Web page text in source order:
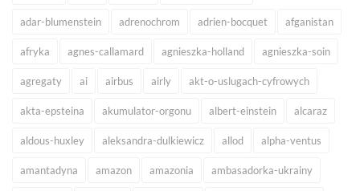
adar-blumenstein adrenochrom adrien-bocquet afganistan
afryka agnes-callamard agnieszka-holland agnieszka-soin
agregaty ai airbus airly akt-o-uslugach-cyfrowych
akta-epsteina akumulator-orgonu albert-einstein alcaraz
aldous-huxley aleksandra-dulkiewicz allod alpha-ventus
amantadyna amazon amazonia ambasadorka-ukrainy